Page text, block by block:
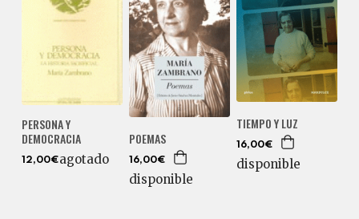
PERSONA Y
DEMOCRACIA
12,00€agotado
POEMAS
16,00€
disponible
TIEMPO Y LUZ
16,00€
disponible